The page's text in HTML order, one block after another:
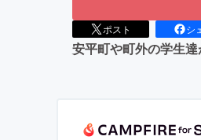
ポスト シ
安平町や町外の学生